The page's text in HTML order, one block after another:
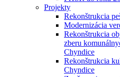
Projekty
Rekonštrukcia
Modernizácia
Rekonštrukcia
zberu
Chyndice
Rekonštrukcia
Chyndice